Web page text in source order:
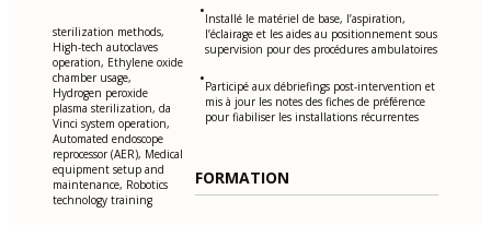
sterilization methods,
High-tech autoclaves
operation, Ethylene oxide
chamber usage,
Hydrogen peroxide
plasma sterilization, da
Vinci system operation,
Automated endoscope
reprocessor (AER), Medical
equipment setup and
maintenance, Robotics
technology training
•Installé le matériel de base, l’aspiration,
l’éclairage et les aides au positionnement sous
supervision pour des procédures ambulatoires
•Participé aux débriefings post-intervention et
mis à jour les notes des fiches de préférence
pour fiabiliser les installations récurrentes
FORMATION